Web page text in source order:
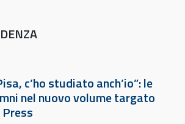
c’ho studiato anch’io”: le
nel nuovo volume targato